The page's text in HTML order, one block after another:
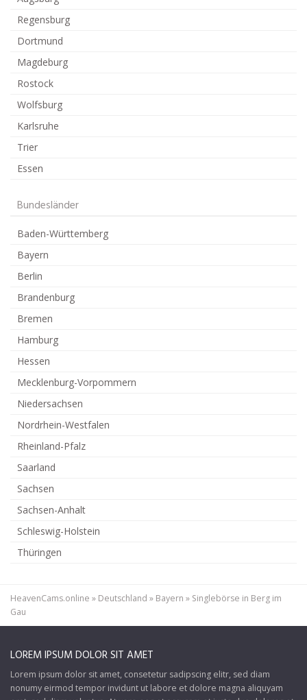
Regensburg
Dortmund
Magdeburg
Rostock
Wolfsburg
Karlsruhe
Trier
Essen
Bundesländer
Baden-Württemberg
Bayern
Berlin
Brandenburg
Bremen
Hamburg
Hessen
Mecklenburg-Vorpommern
Niedersachsen
Nordrhein-Westfalen
Rheinland-Pfalz
Saarland
Sachsen
Sachsen-Anhalt
Schleswig-Holstein
Thüringen
HeavenCams.online » Deutschland » Bayern » Singlebörse in Berg im
Gau
LOREM IPSUM DOLOR SIT AMET
Lorem ipsum dolor sit amet, consetetur sadipscing elitr, sed diam
nonumy eirmod tempor invidunt ut labore et dolore magna aliquyam